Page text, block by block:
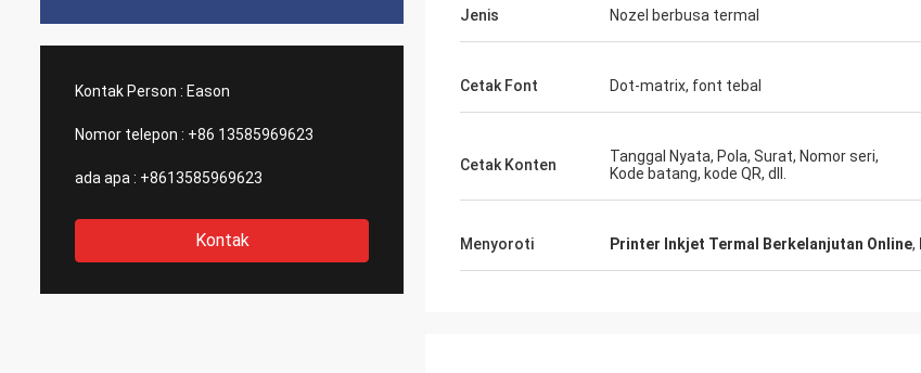
Kontak Person : Eason
Nomor telepon : +86 13585969623
ada apa : +8613585969623
Kontak
Jenis Nozel berbusa termal
Cetak Font Dot-matrix, font tebal
Cetak Konten
Tanggal Nyata, Pola, Surat, Nomor seri,
Kode batang, kode QR, dll.
Menyoroti Printer Inkjet Termal Berkelanjutan Online,